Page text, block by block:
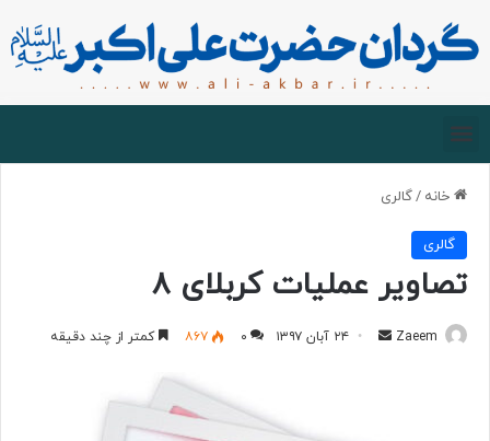
خانه /گالری
گالری
تصاویر عملیات کربلای ۸
Zaeem ۲۴ آبان ۱۳۹۷ ۰ ۸۶۷ کمتر از چند دقیقه